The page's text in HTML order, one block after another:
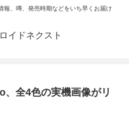
報、噂、発売時期などをいち早くお届け
イドネクスト
全4色の実機画像がリ